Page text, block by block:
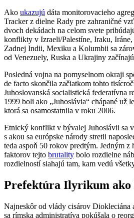
Ako ukazujú dáta monitorovacieho
Tracker z dielne Rady pre zahraničné
dvoch dekádach na celom svete
konflikty v Izraeli/Palestíne, Iraku,
Zadnej Indii, Mexiku a Kolumbii sa
od Venezuely, Ruska a Ukrajiny
Posledná vojna na pomyselnom okraji
de facto skončila začiatkom tohto
Juhoslovanská socialistická federatívna
1999 boli ako „Juhoslávia“ chápané už
ktorá sa osamostatnila v roku 2006.
Etnický konflikt v bývalej Juhoslávii sa
s akou sa európske národy stretli
teda aspoň 50 rokov predtým. Jedným
faktorov tejto brutality bolo rozdielne
rozdielností siahajú tam, kam vedú
Prefektúra Ilyrikum ako
Najneskôr od vlády cisárov
sa rímska administratíva pokúšala o